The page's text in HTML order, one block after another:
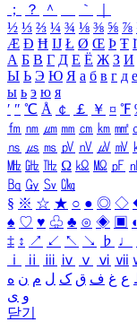
；
？ ＾ ｀
½ ⅓ ⅔ ¼ ¾ ⅛ ⅜ ⅝ ⅞
Æ Ð Ħ Ĳ Ł Ø Œ Þ Ŧ
А Б В Г Д Е Ё Ж З И
Ы Ь Э Ю Я а б в г д е
ы ь э ю я
′ ″ ℃ Å ￠ ￡ ￥ ¤ ℉
㎙ ㎚ ㎛ ㎜ ㎝ ㎞ ㎟
㎱ ㎲ ㎳ ㎴ ㎵ ㎶ ㎷
㎒ ㎓ ㎔ Ω ㏀ ㏁ ㎊
㏃ ㏉ ㏜ ㏆
§ ※ ☆ ★ ○ ● ◎ ◇
♠ ♡ ♥ ♧ ♣ ⊙ ◈ ▣ ◐
‡ ↕ ↗ ↙ ↖ ↘ ♭ ♩
ⅰ
ⅱ ⅲ ⅳ ⅴ ⅵ ⅶ
ع غ ف ق ک ل م ن ه
و ی
닫기